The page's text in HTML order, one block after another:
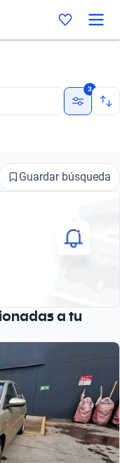
3
Guardar búsqueda
a tu